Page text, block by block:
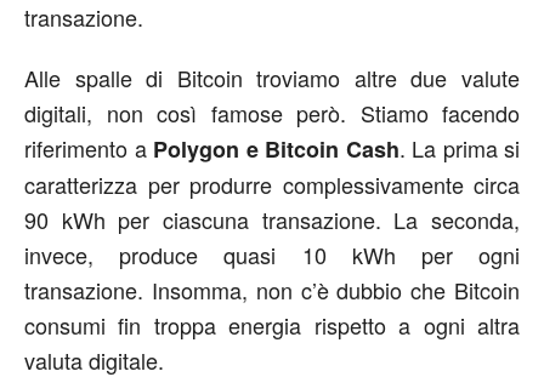
transazione.
Alle spalle di Bitcoin troviamo altre due valute
digitali, non così famose però. Stiamo facendo
riferimento a Polygon e Bitcoin Cash. La prima si
caratterizza per produrre complessivamente circa
90 kWh per ciascuna transazione. La seconda,
invece, produce quasi 10 kWh per ogni
transazione. Insomma, non c’è dubbio che Bitcoin
consumi fin troppa energia rispetto a ogni altra
valuta digitale.